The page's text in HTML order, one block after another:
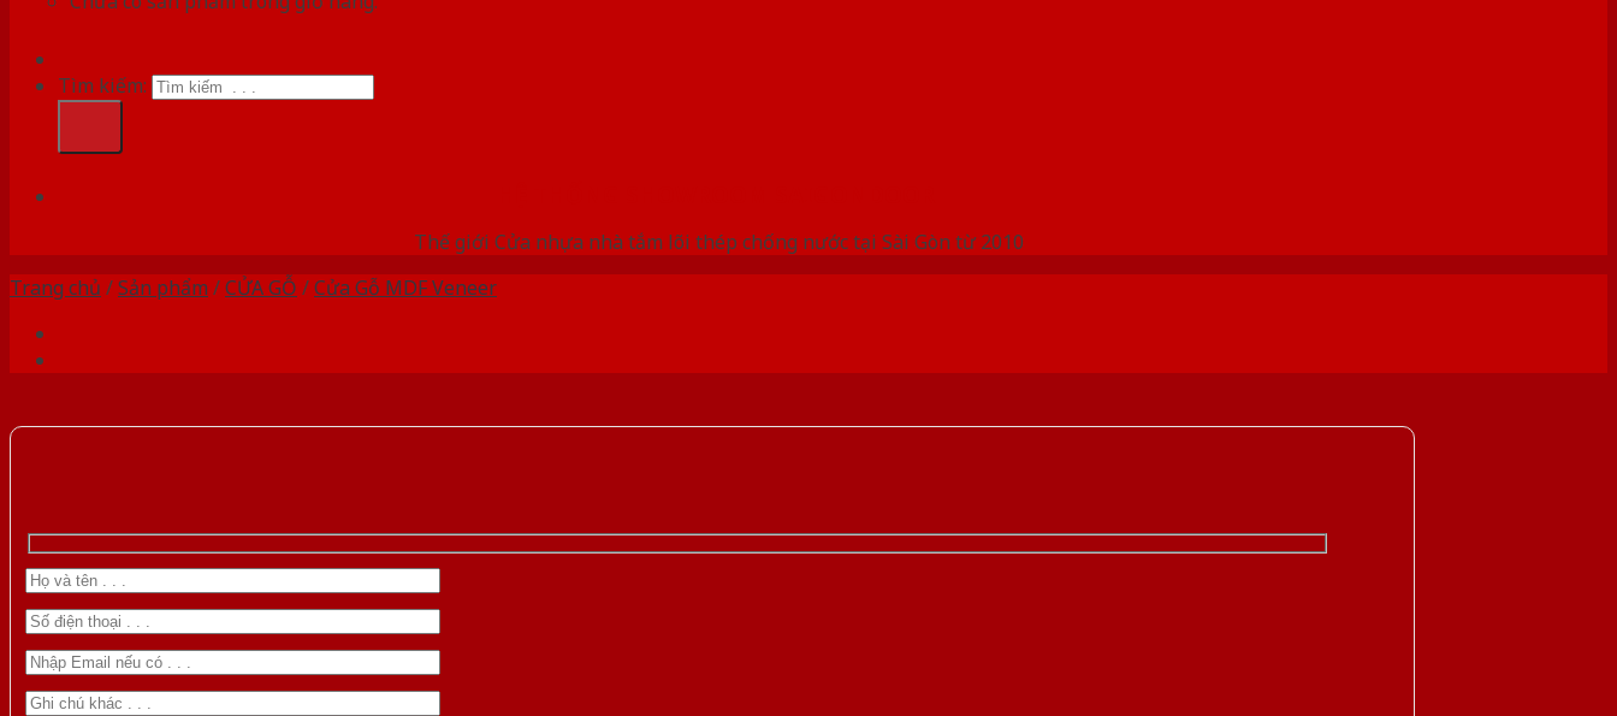
Tìm kiếm:
Thế giới Cửa nhựa nhà tắm lõi thép chống nước tại Sài Gòn từ 2010
Trang chủ /Sản phẩm /CỬA GỖ /Cửa Gỗ MDF Veneer